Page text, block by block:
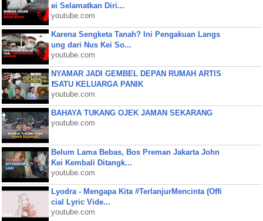
ei Selamatkan Diri...
youtube.com
Karena Sengketa Tanah? Ini Pengakuan Langs
ung dari Nus Kei So...
youtube.com
NYAMAR JADI GEMBEL DEPAN RUMAH ARTIS
❗SATU KELUARGA PANIK
youtube.com
BAHAYA TUKANG OJEK JAMAN SEKARANG
youtube.com
Belum Lama Bebas, Bos Preman Jakarta John
Kei Kembali Ditangk...
youtube.com
Lyodra - Mengapa Kita #TerlanjurMencinta (Offi
cial Lyric Vide...
youtube.com